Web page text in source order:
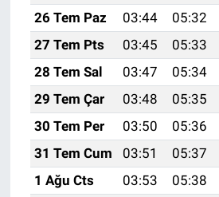
26 Tem Paz
03:44 05:32
27 Tem Pts
03:45 05:33
28 Tem Sal
03:47 05:34
29 Tem Çar
03:48 05:35
30 Tem Per
03:50 05:36
31 Tem Cum
03:51 05:37
1 Ağu Cts
03:53 05:38